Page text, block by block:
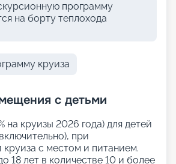
программу
на борту теплохода
круиза
с детьми
на круизы 2026 года) для детей
при
с местом и питанием.
18 лет в количестве 10 и более